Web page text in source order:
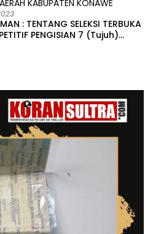
: TENTANG SELEKSI TERBUKA
PENGISIAN 7 (Tujuh)